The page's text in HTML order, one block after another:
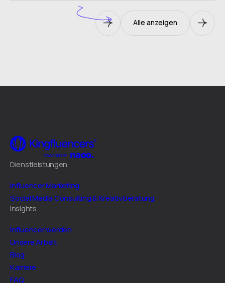
Alle anzeigen
Dienstleistungen
Influencer Marketing
Social Media Consulting & Kreativberatung
Insights
Influencer werden
Unsere Arbeit
Blog
Karriere
FAQ